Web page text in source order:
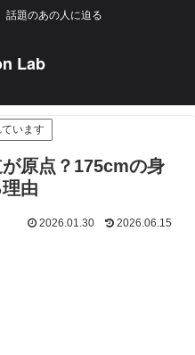
話題のあの人に迫る
Lab
います
原点？175cmの身
由
2026.01.30 2026.06.15